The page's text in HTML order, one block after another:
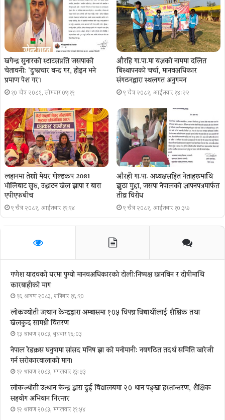
खगेन्द्र सुनारको स्टाटसप्रति जसपाको
चेतावनी: ‘दुष्प्रचार बन्द गर, होइन भने
प्रमाण पेश गर´।
१० चैत्र २०८१, सोमबार ०९:१९
औरहि गा.पा.मा यज्ञकाे नाममा दलित
बिस्थापनकाे चर्चा, मानवअधिकार
संगठनद्वारा स्थलगत अनुगमन
९ चैत्र २०८१, आईतवार १४:२२
लहानमा तेस्रो मेयर गोल्डकप 2081
भोलिबाट सुरु, उद्घाटन खेल झापा र बारा
एपीएफबीच
९ चैत्र २०८१, आईतवार ११:१४
औरही गा.पा. अध्यक्षसहित नेताहरूमाथि
झुठा मुद्दा, जसपा नेपालको ज्ञापनपत्रमार्फत
तीव्र विरोध
९ चैत्र २०८१, आईतवार १०:३७
गणेश यादवको घरमा पुग्याे मानवअधिकारकाे टोली:निष्पक्ष छानबिन र दोषीमाथि
कारबाहीको माग
१६ श्रावण २०८३, शनिबार १६:१०
लोकज्योती उत्थान केन्द्रद्वारा अम्बासमा १०५ विपन्न विद्यार्थीलाई शैक्षिक तथा
खेलकुद सामग्री वितरण
१३ श्रावण २०८३, बुधबार १६:०३
नेपाल रेडक्रस धनुषामा सांसद मनिष झा को मनोमानी: नवगठित तदर्थ समिति खारेजी
गर्न सरोकारवालाको माग।
१२ श्रावण २०८३, मंगलवार १३:५३
लोकज्योती उत्थान केन्द्र द्वारा दुई विद्यालयमा २० थान पङ्खा हस्तान्तरण, शैक्षिक
सहयोग अभियान निरन्तर
१२ श्रावण २०८३, मंगलवार ११:५४